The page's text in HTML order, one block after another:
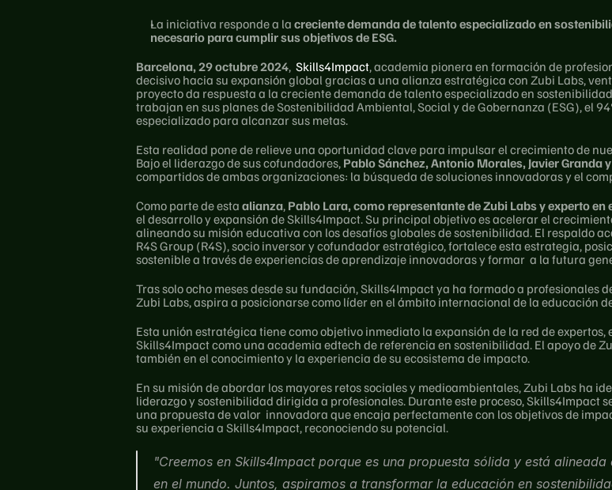
La iniciativa responde a la creciente demanda de talento especializado en
necesario para cumplir sus objetivos de ESG.
Barcelona, 29 octubre 2024, Skills4Impact, academia pionera en formación de
decisivo hacia su expansión global gracias a una alianza estratégica con Zubi Labs,
proyecto da respuesta a la creciente demanda de talento especializado en
trabajan en sus planes de Sostenibilidad Ambiental, Social y de Gobernanza (ESG), el
especializado para alcanzar sus metas.
Esta realidad pone de relieve una oportunidad clave para impulsar el crecimiento de
Bajo el liderazgo de sus cofundadores, Pablo Sánchez, Antonio Morales, Javier Granda
compartidos de ambas organizaciones: la búsqueda de soluciones innovadoras y el
Como parte de esta alianza, Pablo Lara, como representante de Zubi Labs y experto en
el desarrollo y expansión de Skills4Impact. Su principal objetivo es acelerar el
alineando su misión educativa con los desafíos globales de sostenibilidad. El respaldo
R4S Group (R4S), socio inversor y cofundador estratégico, fortalece esta estrategia,
sostenible a través de experiencias de aprendizaje innovadoras y formar  a la futura
Tras solo ocho meses desde su fundación, Skills4Impact ya ha formado a profesionales
Zubi Labs, aspira a posicionarse como líder en el ámbito internacional de la educación
Esta unión estratégica tiene como objetivo inmediato la expansión de la red de
Skills4Impact como una academia edtech de referencia en sostenibilidad. El apoyo de
también en el conocimiento y la experiencia de su ecosistema de impacto.
En su misión de abordar los mayores retos sociales y medioambientales, Zubi Labs ha
liderazgo y sostenibilidad dirigida a profesionales. Durante este proceso, Skills4Impact
una propuesta de valor  innovadora que encaja perfectamente con los objetivos de
su experiencia a Skills4Impact, reconociendo su potencial.
"Creemos en Skills4Impact porque es una propuesta sólida y está
en el mundo. Juntos, aspiramos a transformar la educación en